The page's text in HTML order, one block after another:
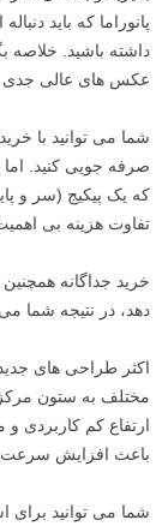
پانوراما که باید
داشته باشید. خلاصه
عکس های عالی جدی
شما می توانید با
صرفه جویی کنید. اما
که یک پیکیج (سر و
تفاوت هزینه بی
خرید جداگانه
دهد، در نتیجه شما می
اکثر طراحی های جدید
مختلف به ستون
ارتفاع کم کاربردی
باعث افزایش
شما می توانید برای